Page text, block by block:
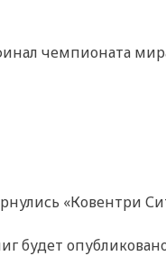
чемпионата
«Ковентри
будет